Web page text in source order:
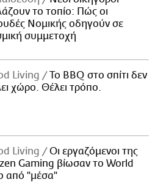
το τοπίο: Πώς οι
Νομικής οδηγούν σε
συμμετοχή
Living
Το BBQ στο σπίτι δεν
χώρο. Θέλει τρόπο.
Living
Οι εργαζόμενοι της
Gaming βίωσαν το World
από "μέσα"